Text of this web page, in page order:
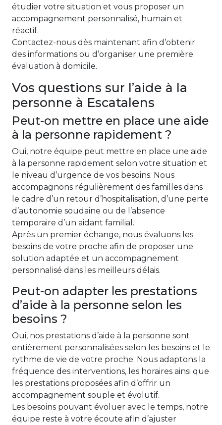
étudier votre situation et vous proposer un
accompagnement personnalisé, humain et
réactif.
Contactez-nous dès maintenant afin d’obtenir
des informations ou d’organiser une première
évaluation à domicile.
Vos questions sur l’aide à la
personne à Escatalens
Peut-on mettre en place une aide
à la personne rapidement ?
Oui, notre équipe peut mettre en place une aide
à la personne rapidement selon votre situation et
le niveau d’urgence de vos besoins. Nous
accompagnons régulièrement des familles dans
le cadre d’un retour d’hospitalisation, d’une perte
d’autonomie soudaine ou de l’absence
temporaire d’un aidant familial.
Après un premier échange, nous évaluons les
besoins de votre proche afin de proposer une
solution adaptée et un accompagnement
personnalisé dans les meilleurs délais.
Peut-on adapter les prestations
d’aide à la personne selon les
besoins ?
Oui, nos prestations d’aide à la personne sont
entièrement personnalisées selon les besoins et le
rythme de vie de votre proche. Nous adaptons la
fréquence des interventions, les horaires ainsi que
les prestations proposées afin d’offrir un
accompagnement souple et évolutif.
Les besoins pouvant évoluer avec le temps, notre
équipe reste à votre écoute afin d’ajuster